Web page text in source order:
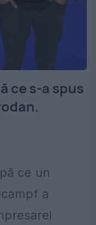
ce s-a spus
ce un
a